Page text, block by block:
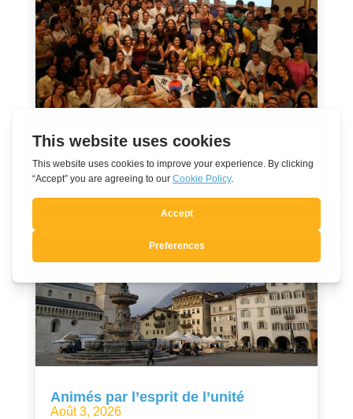
En route vers les JMJ 2027 à Séoul
Août 7, 2026
Animés par l’esprit de l’unité
Août 3, 2026